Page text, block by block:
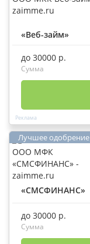
«Веб-займ»
до 30000 р.
Сумма
«СМСФИНАНС»
до 30000 р.
Сумма